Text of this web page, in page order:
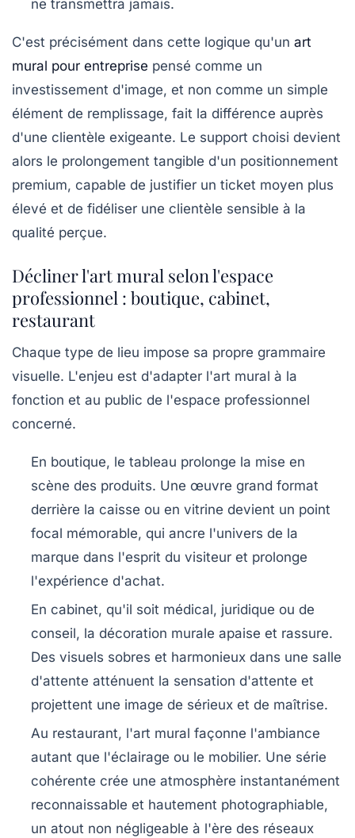
ne transmettra jamais.
C'est précisément dans cette logique qu'un art
mural pour entreprise pensé comme un
investissement d'image, et non comme un simple
élément de remplissage, fait la différence auprès
d'une clientèle exigeante. Le support choisi devient
alors le prolongement tangible d'un positionnement
premium, capable de justifier un ticket moyen plus
élevé et de fidéliser une clientèle sensible à la
qualité perçue.
Décliner l'art mural selon l'espace
professionnel : boutique, cabinet,
restaurant
Chaque type de lieu impose sa propre grammaire
visuelle. L'enjeu est d'adapter l'art mural à la
fonction et au public de l'espace professionnel
concerné.
En boutique, le tableau prolonge la mise en
scène des produits. Une œuvre grand format
derrière la caisse ou en vitrine devient un point
focal mémorable, qui ancre l'univers de la
marque dans l'esprit du visiteur et prolonge
l'expérience d'achat.
En cabinet, qu'il soit médical, juridique ou de
conseil, la décoration murale apaise et rassure.
Des visuels sobres et harmonieux dans une salle
d'attente atténuent la sensation d'attente et
projettent une image de sérieux et de maîtrise.
Au restaurant, l'art mural façonne l'ambiance
autant que l'éclairage ou le mobilier. Une série
cohérente crée une atmosphère instantanément
reconnaissable et hautement photographiable,
un atout non négligeable à l'ère des réseaux